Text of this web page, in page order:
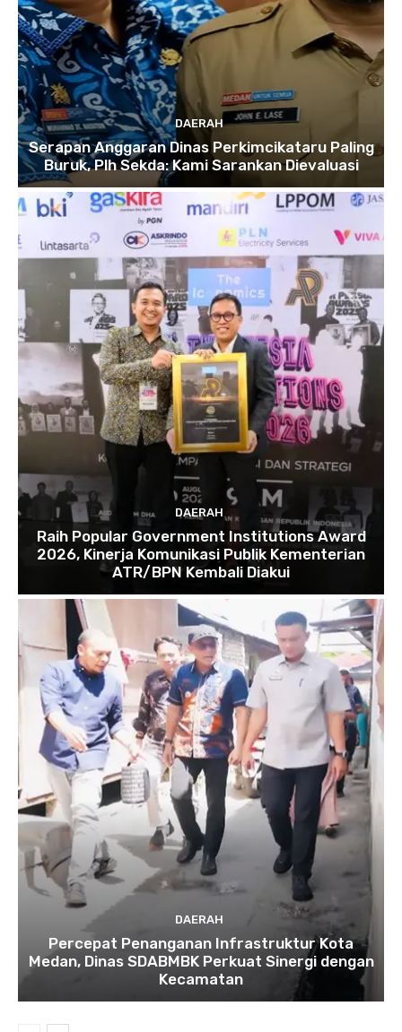
DAERAH
Serapan Anggaran Dinas Perkimcikataru Paling
Buruk, Plh Sekda: Kami Sarankan Dievaluasi
DAERAH
Raih Popular Government Institutions Award
2026, Kinerja Komunikasi Publik Kementerian
ATR/BPN Kembali Diakui
DAERAH
Percepat Penanganan Infrastruktur Kota
Medan, Dinas SDABMBK Perkuat Sinergi dengan
Kecamatan